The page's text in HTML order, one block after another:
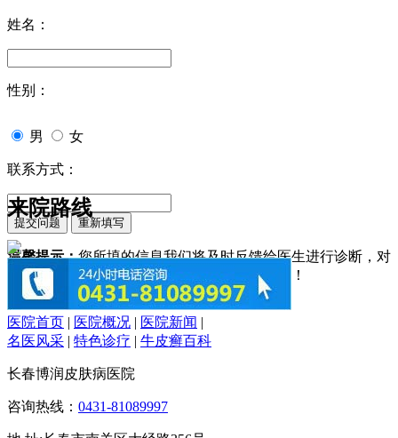
姓名：
性别：
男 女
联系方式：
温馨提示：您所填的信息我们将及时反馈给医生进行诊断，对
于您的个人信息我们承诺绝对保密！请您放心！
来院路线
医院首页 | 医院概况 | 医院新闻 |
名医风采 | 特色诊疗 | 牛皮癣百科
长春博润皮肤病医院
咨询热线： 0431-81089997